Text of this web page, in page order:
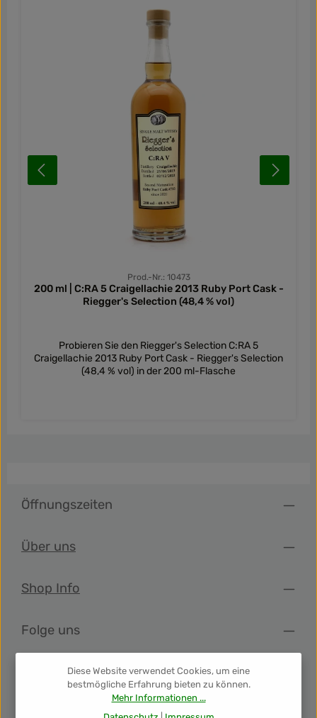
Prod.-Nr.: 10473
200 ml | C:RA 5 Craigellachie 2013 Ruby Port Cask -
Riegger's Selection (48,4 % vol)
Probieren Sie den Riegger's Selection C:RA 5
Craigellachie 2013 Ruby Port Cask - Riegger's Selection
(48,4 % vol) in der 200 ml-Flasche
Öffnungszeiten
Über uns
Shop Info
Folge uns
Newsletter
Unsere Auszeichnungen
Diese Website verwendet Cookies, um eine
bestmögliche Erfahrung bieten zu können.
Mehr Informationen ...